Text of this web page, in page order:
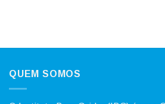
QUEM SOMOS